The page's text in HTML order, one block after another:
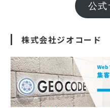
公式
株式会社ジオコード